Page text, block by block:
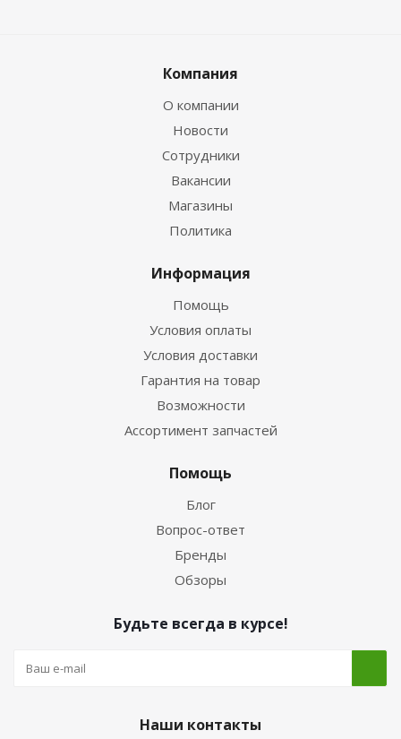
Компания
О компании
Новости
Сотрудники
Вакансии
Магазины
Политика
Информация
Помощь
Условия оплаты
Условия доставки
Гарантия на товар
Возможности
Ассортимент запчастей
Помощь
Блог
Вопрос-ответ
Бренды
Обзоры
Будьте всегда в курсе!
Наши контакты